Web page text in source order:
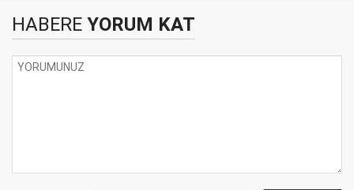
HABERE YORUM KAT